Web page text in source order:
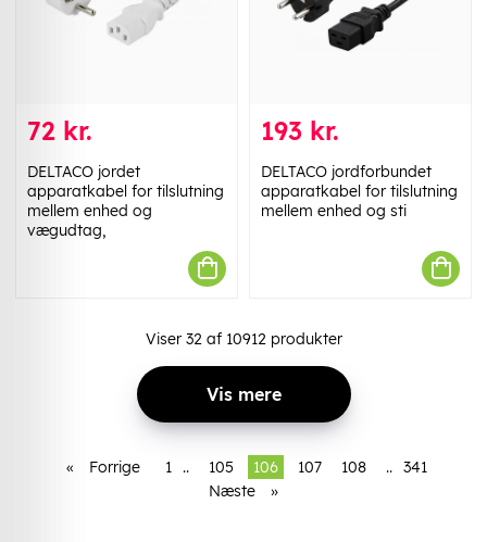
72 kr.
DELTACO jordet
apparatkabel for tilslutning
mellem enhed og
vægudtag,
193 kr.
DELTACO jordforbundet
apparatkabel for tilslutning
mellem enhed og sti
Viser 32af 10912produkter
Vis mere
« Forrige 1 .. 105 106 107 108 .. 341
Næste
»